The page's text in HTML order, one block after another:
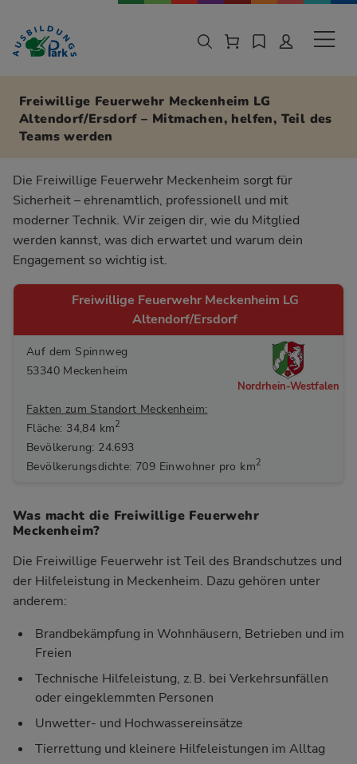
Zur Navigation springen
Zu den Hauptinhalten springen
Freiwillige Feuerwehr Meckenheim LG
Altendorf/Ersdorf – Mitmachen, helfen, Teil des
Teams werden
Die Freiwillige Feuerwehr Meckenheim sorgt für
Sicherheit – ehrenamtlich, professionell und mit
moderner Technik. Wir zeigen dir, wie du Mitglied
werden kannst, was dich erwartet und warum dein
Engagement so wichtig ist.
Freiwillige Feuerwehr Meckenheim LG
Altendorf/Ersdorf
Auf dem Spinnweg
53340 Meckenheim
Fakten zum Standort Meckenheim:
Fläche: 34,84 km2
Bevölkerung: 24.693
Bevölkerungsdichte: 709 Einwohner pro km2
Nordrhein-Westfalen
Was macht die Freiwillige Feuerwehr
Meckenheim?
Die Freiwillige Feuerwehr ist Teil des Brandschutzes und
der Hilfeleistung in Meckenheim. Dazu gehören unter
anderem:
Brandbekämpfung in Wohnhäusern, Betrieben und im
Freien
Technische Hilfeleistung, z. B. bei Verkehrsunfällen
oder eingeklemmten Personen
Unwetter- und Hochwassereinsätze
Tierrettung und kleinere Hilfeleistungen im Alltag